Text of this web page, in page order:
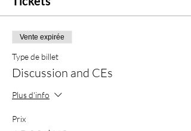
Vente expirée
Type de billet
Discussion and CEs
Plus d'info
Prix